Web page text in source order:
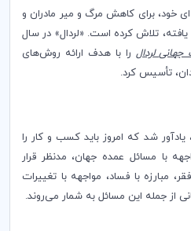
خود، برای کاهش مرگ و میر مادران و
تلاش کرده‌ است. «لردال» در سال
لردال را با هدف ارائه روش‌های
تأسیس کرد.
یادآور شد که امروز باید کسب و کار را
با مسائل عمده جهان، مدنظر قرار
مبارزه با فساد، مواجهه با تغییرات
از جمله این مسائل به شمار می‌روند.